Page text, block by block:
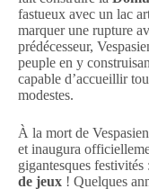
fastueux avec un lac
marquer une rupture
prédécesseur,
peuple en y
capable d’accueillir
modestes.
À la mort de
et inaugura
gigantesques
de jeux ! Quelques